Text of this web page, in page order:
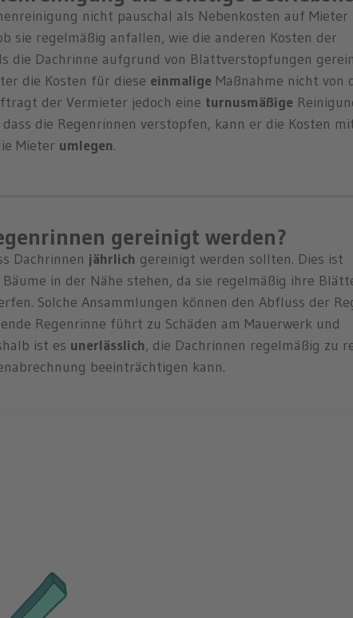
nicht pauschal als Nebenkosten auf Mieter
sie regelmäßig anfallen, wie die anderen Kosten der
die Dachrinne aufgrund von Blattverstopfungen
die Kosten für diese einmalige Maßnahme nicht von
der Vermieter jedoch eine turnusmäßige
die Regenrinnen verstopfen, kann er die Kosten
Mieter umlegen.
gereinigt werden?
Dachrinnen jährlich gereinigt werden sollten. Dies ist
in der Nähe stehen, da sie regelmäßig ihre
Solche Ansammlungen können den Abfluss der
Regenrinne führt zu Schäden am Mauerwerk und
ist es unerlässlich, die Dachrinnen regelmäßig zu
beeinträchtigen kann.